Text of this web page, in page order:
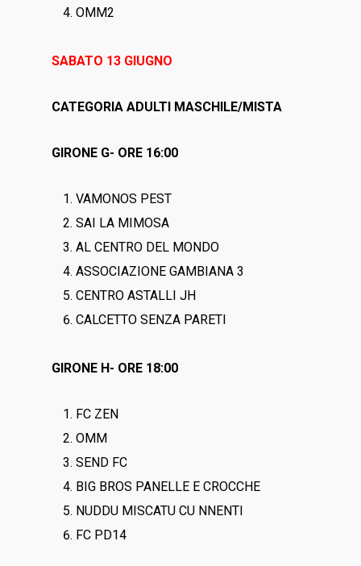
OMM2
SABATO 13 GIUGNO
CATEGORIA ADULTI MASCHILE/MISTA
GIRONE G- ORE 16:00
VAMONOS PEST
SAI LA MIMOSA
AL CENTRO DEL MONDO
ASSOCIAZIONE GAMBIANA 3
CENTRO ASTALLI JH
CALCETTO SENZA PARETI
GIRONE H- ORE 18:00
FC ZEN
OMM
SEND FC
BIG BROS PANELLE E CROCCHE
NUDDU MISCATU CU NNENTI
FC PD14